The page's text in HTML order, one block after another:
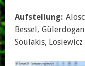
Aufstellung:
Bessel,
Soulakis,